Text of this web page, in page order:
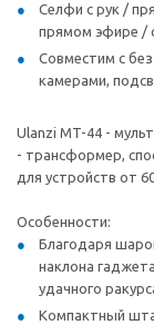
Селфи с рук /
прямом эфире /
Совместим с
камерами,
Ulanzi MT-44 -
- трансформер,
для устройств от
Особенности:
Благодаря
наклона
удачного
Компактный